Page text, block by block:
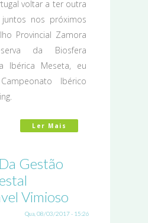
voltar a ter outra
nos próximos
Provincial Zamora
da Biosfera
Ibérica Meseta, eu
Ibérico
Ler Mais
Gestão
Vimioso
Qua, 08/03/2017 - 15:26